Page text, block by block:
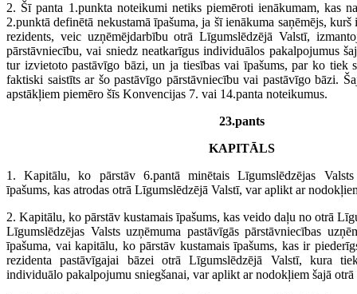
2. Šī panta 1.punkta noteikumi netiks piemēroti ienākumam, kas
2.punktā definētā nekustamā īpašuma, ja šī ienākuma saņēmējs,
rezidents, veic uzņēmējdarbību otrā Līgumslēdzējā Valstī,
pārstāvniecību, vai sniedz neatkarīgus individuālos pakalpojumus
tur izvietoto pastāvīgo bāzi, un ja tiesības vai īpašums, par ko tiek
faktiski saistīts ar šo pastāvīgo pārstāvniecību vai pastāvīgo bāzi.
apstākļiem piemēro šīs Konvencijas 7. vai 14.panta noteikumus.
23.pants
KAPITĀLS
1. Kapitālu, ko pārstāv 6.pantā minētais Līgumslēdzējas Valsts
īpašums, kas atrodas otrā Līgumslēdzējā Valstī, var aplikt ar
2. Kapitālu, ko pārstāv kustamais īpašums, kas veido daļu no otrā
Līgumslēdzējas Valsts uzņēmuma pastāvīgās pārstāvniecības
īpašuma, vai kapitālu, ko pārstāv kustamais īpašums, kas ir
rezidenta pastāvīgajai bāzei otrā Līgumslēdzējā Valstī, kura
individuālo pakalpojumu sniegšanai, var aplikt ar nodokļiem šajā otrā